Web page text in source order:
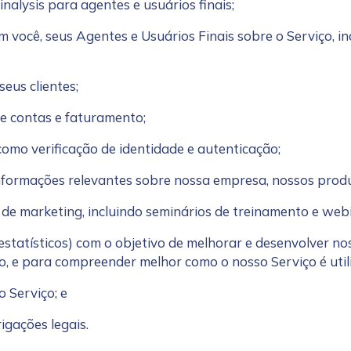
para agentes e usuários finais;
você, seus Agentes e Usuários Finais sobre o Serviço,
clientes;
contas e faturamento;
verificação de identidade e autenticação;
relevantes sobre nossa empresa, nossos
marketing, incluindo seminários de treinamento e
com o objetivo de melhorar e desenvolver
e para compreender melhor como o nosso Serviço é
Serviço; e
legais.